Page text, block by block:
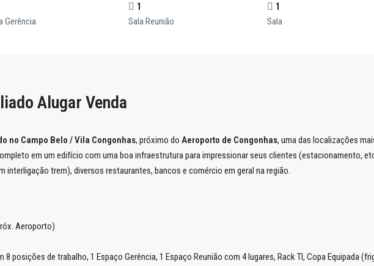
Gerência
1
Sala Reunião
1
Sala
Alugar Venda
no Campo Belo / Vila Congonhas, próximo do Aeroporto de Congonhas, uma das localizações
em um edifício com uma boa infraestrutura para impressionar seus clientes (estacionamento,
trem), diversos restaurantes, bancos e comércio em geral na região.
Aeroporto)
posições de trabalho, 1 Espaço Gerência, 1 Espaço Reunião com 4 lugares, Rack TI, Copa Equipada